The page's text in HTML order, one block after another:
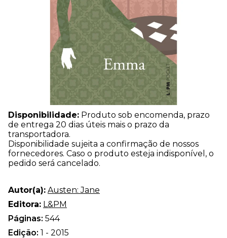
Disponibilidade: Produto sob encomenda, prazo
de entrega 20 dias úteis mais o prazo da
transportadora.
Disponibilidade sujeita a confirmação de nossos
fornecedores. Caso o produto esteja indisponível, o
pedido será cancelado.
Autor(a): Austen: Jane
Editora: L&PM
Páginas: 544
Edição: 1 - 2015